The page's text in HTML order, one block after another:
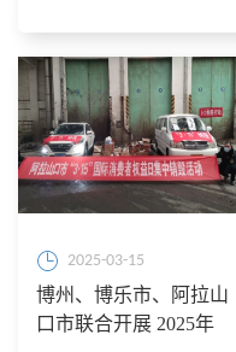
2025-03-15
博州、博乐市、阿拉山
口市联合开展 2025年